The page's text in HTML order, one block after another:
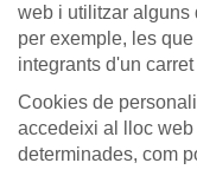
web i utilitzar alguns
per exemple, les
integrants d'un
Cookies de
accedeixi al lloc
determinades, com